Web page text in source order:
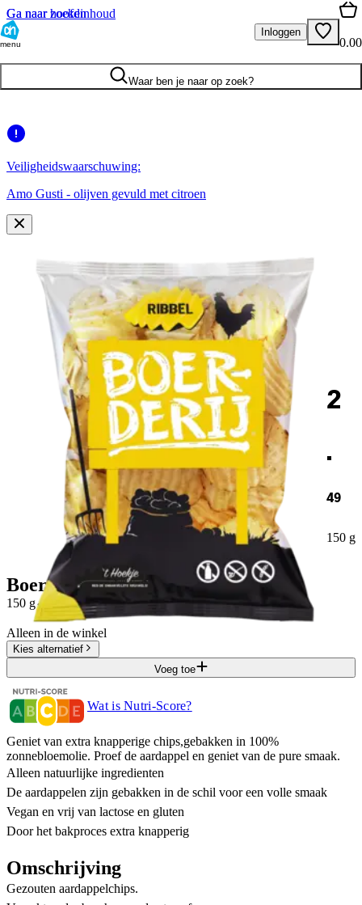
Ga naar hoofdinhoud
Ga naar zoeken
menu
Inloggen
0.00
Waar ben je naar op zoek?
Veiligheidswaarschuwing:
Amo Gusti - olijven gevuld met citroen
2
.
49
150 g
Boerderij Chips ribbel
150 g·Prijs per KG€16,60
Alleen in de winkel
Kies alternatief
Voeg toe
Wat is Nutri-Score?
Geniet van extra knapperige chips,gebakken in 100%
zonnebloemolie. Proef de aardappel en geniet van de pure smaak.
Alleen natuurlijke ingredienten
De aardappelen zijn gebakken in de schil voor een volle smaak
Vegan en vrij van lactose en gluten
Door het bakproces extra knapperig
Omschrijving
Gezouten aardappelchips.